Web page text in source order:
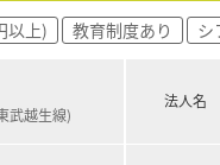
ており、ご自身の生活
、原則として自宅か
されており、ご家族
働時間制のシフトを
間程度と非常に少な
以上) 教育制度あり シ
武越生線)
法人名